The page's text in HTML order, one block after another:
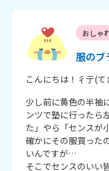
おしゃ
服のブ
こんにちは！彳亍(て
少し前に黄色の半袖
ンツで塾に行ったら
た」やら「センスが
確かにその服買った
いんですが…
そこでセンスのいい